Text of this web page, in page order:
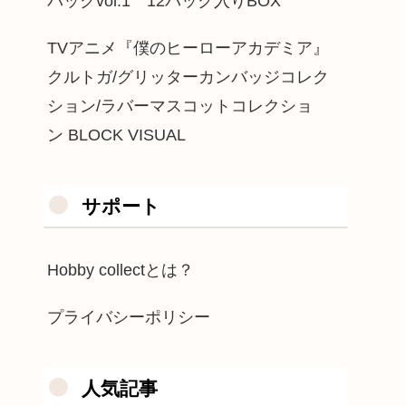
TVアニメ『僕のヒーローアカデミア』
クルトガ/グリッターカンバッジコレク
ション/ラバーマスコットコレクショ
ン BLOCK VISUAL
サポート
Hobby collectとは？
プライバシーポリシー
人気記事